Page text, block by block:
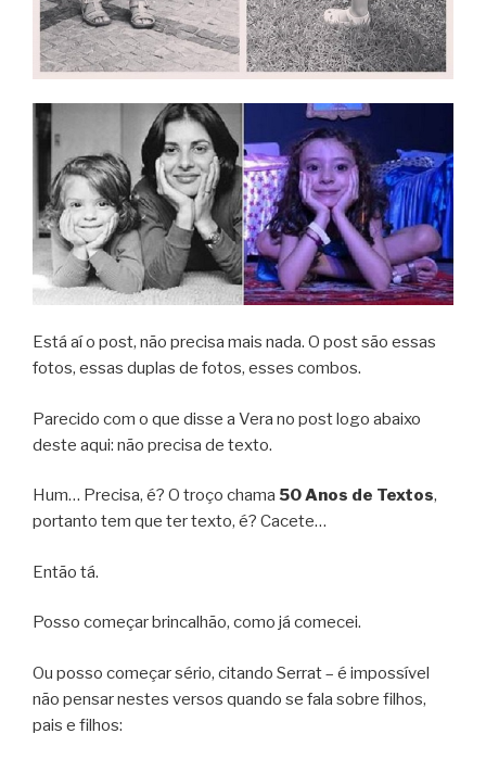
Está aí o post, não precisa mais nada. O post são essas
fotos, essas duplas de fotos, esses combos.
Parecido com o que disse a Vera no post logo abaixo
deste aqui: não precisa de texto.
Hum… Precisa, é? O troço chama 50 Anos de Textos,
portanto tem que ter texto, é? Cacete…
Então tá.
Posso começar brincalhão, como já comecei.
Ou posso começar sério, citando Serrat – é impossível
não pensar nestes versos quando se fala sobre filhos,
pais e filhos: